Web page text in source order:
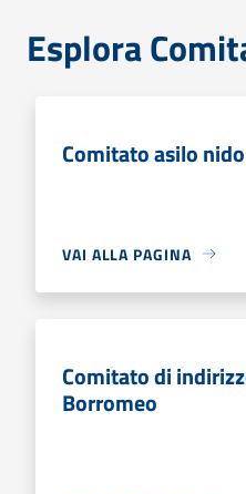
Esplora
Comitato asilo nido
VAI ALLA PAGINA
Comitato di
Borromeo